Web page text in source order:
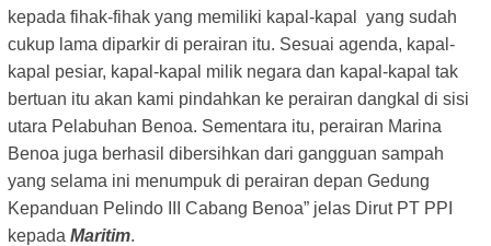
kepada fihak-fihak yang memiliki kapal-kapal yang sudah
cukup lama diparkir di perairan itu. Sesuai agenda, kapal-
kapal pesiar, kapal-kapal milik negara dan kapal-kapal tak
bertuan itu akan kami pindahkan ke perairan dangkal di sisi
utara Pelabuhan Benoa. Sementara itu, perairan Marina
Benoa juga berhasil dibersihkan dari gangguan sampah
yang selama ini menumpuk di perairan depan Gedung
Kepanduan Pelindo III Cabang Benoa” jelas Dirut PT PPI
kepada Maritim.